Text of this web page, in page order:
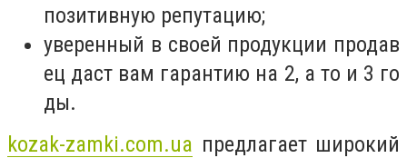
позитивную репутацию;
уверенный в своей продукции продав
ец даст вам гарантию на 2, а то и 3 го
ды.
kozak-zamki.com.ua предлагает широкий